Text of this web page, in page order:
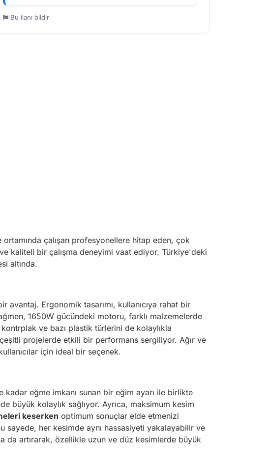
Bu ilanı bildir
çalışan profesyonellere hitap eden, çok
kaliteli bir çalışma deneyimi vaat ediyor. Türkiye'deki
altında.
avantaj. Ergonomik tasarımı, kullanıcıya rahat bir
1650W gücündeki motoru, farklı malzemelerde
ve bazı plastik türlerini de kolaylıkla
projelerde etkili bir performans sergiliyor. Ağır ve
için ideal bir seçenek.
eğme imkanı sunan bir eğim ayarı ile birlikte
büyük kolaylık sağlıyor. Ayrıca, maksimum kesim
keserken optimum sonuçlar elde etmenizi
sayede, her kesimde aynı hassasiyeti yakalayabilir ve
da artırarak, özellikle uzun ve düz kesimlerde büyük